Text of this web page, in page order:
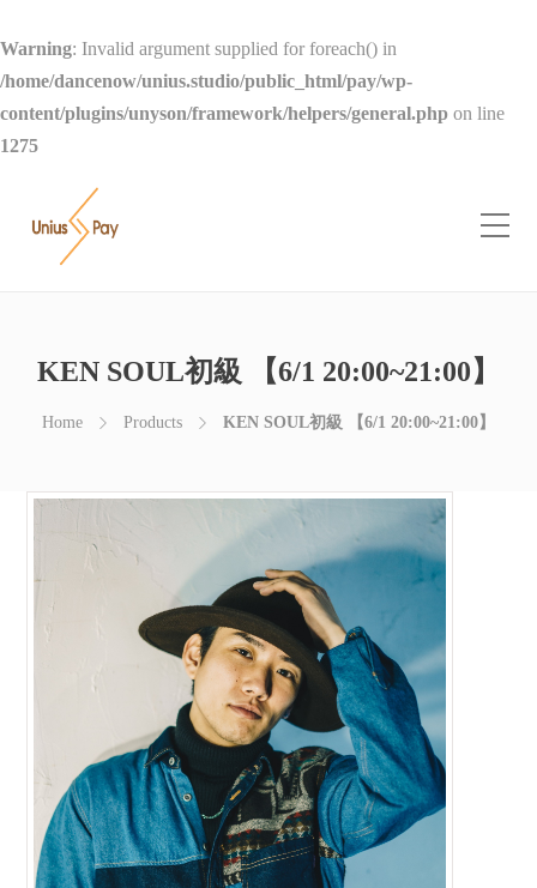
Warning: Invalid argument supplied for foreach() in
/home/dancenow/unius.studio/public_html/pay/wp-
content/plugins/unyson/framework/helpers/general.php on line
1275
KEN SOUL初級 【6/1 20:00~21:00】
Home Products KEN SOUL初級 【6/1 20:00~21:00】